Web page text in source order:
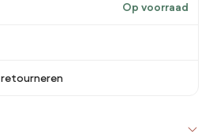
Op voorraad